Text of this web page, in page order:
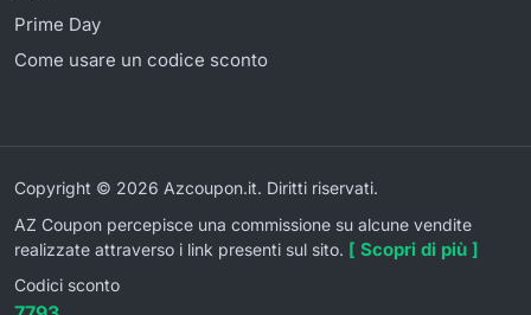
Prime Day
Come usare un codice sconto
Copyright © 2026 Azcoupon.it. Diritti riservati.
AZ Coupon percepisce una commissione su alcune vendite
realizzate attraverso i link presenti sul sito. [ Scopri di più ]
Codici sconto